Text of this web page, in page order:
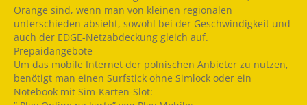
Orange sind, wenn man von kleinen regionalen
unterschieden absieht, sowohl bei der Geschwindigkeit und
auch der EDGE-Netzabdeckung gleich auf.
Prepaidangebote
Um das mobile Internet der polnischen Anbieter zu nutzen,
benötigt man einen Surfstick ohne Simlock oder ein
Notebook mit Sim-Karten-Slot: